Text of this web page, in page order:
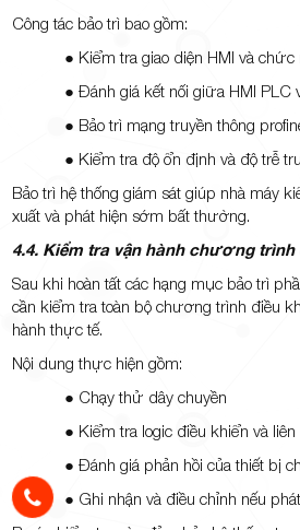
Công tác bảo trì bao gồm:
● Kiểm tra giao diện HMI và
● Đánh giá kết nối giữa HMI PLC
● Bảo trì mạng truyền thông
● Kiểm tra độ ổn định và độ trễ
Bảo trì hệ thống giám sát giúp nhà máy
xuất và phát hiện sớm bất thường.
4.4. Kiểm tra vận hành chương trình
Sau khi hoàn tất các hạng mục bảo trì
cần kiểm tra toàn bộ chương trình điều
hành thực tế.
Nội dung thực hiện gồm:
● Chạy thử dây chuyền
● Kiểm tra logic điều khiển và liên
● Đánh giá phản hồi của thiết bị
● Ghi nhận và điều chỉnh nếu